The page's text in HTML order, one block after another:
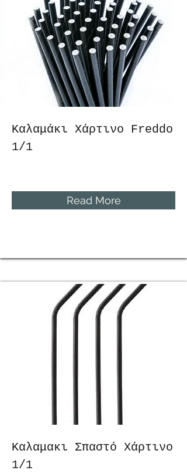
Καλαμάκι Χάρτινο Freddo
1/1
Read More
Καλαμακι Σπαστό Χάρτινο
1/1